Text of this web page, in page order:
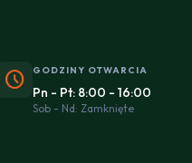
schedule GODZINY OTWARCIA
Pn - Pt: 8:00 - 16:00
Sob - Nd: Zamknięte